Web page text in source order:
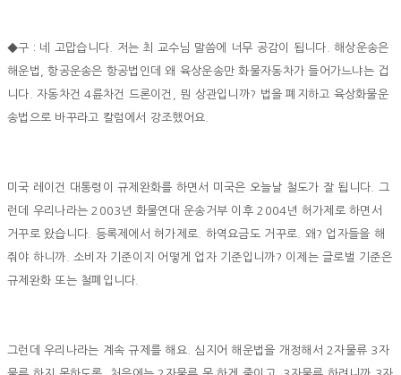
◆구 : 네 고맙습니다. 저는 최 교수님 말씀에 너무 공감이 됩니다. 해상운송은
해운법, 항공운송은 항공법인데 왜 육상운송만 화물자동차가 들어가느냐는 겁
니다. 자동차건 4륜차건 드론이건, 뭔 상관입니까? 법을 폐지하고 육상화물운
송법으로 바꾸라고 칼럼에서 강조했어요.
미국 레이건 대통령이 규제완화를 하면서 미국은 오늘날 철도가 잘 됩니다. 그
런데 우리나라는 2003년 화물연대 운송거부 이후 2004년 허가제로 하면서
거꾸로 왔습니다. 등록제에서 허가제로. 하역요금도 거꾸로. 왜? 업자들을 해
줘야 하니까. 소비자 기준이지 어떻게 업자 기준입니까? 이제는 글로벌 기준은
규제완화 또는 철폐입니다.
그런데 우리나라는 계속 규제를 해요. 심지어 해운법을 개정해서 2자물류 3자